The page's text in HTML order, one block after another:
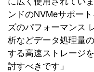
ンドのNVMeサポー
ズのパフォーマンス
析などデータ処理量
する高速ストレージ
討すべきです」